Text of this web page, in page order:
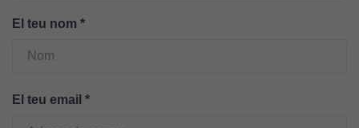
El teu nom *
El teu email *